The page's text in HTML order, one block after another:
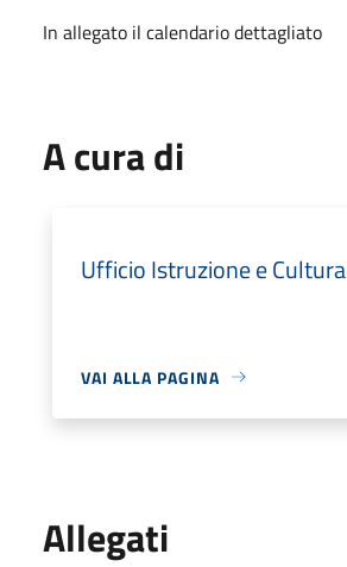
In allegato il calendario dettagliato
A cura di
Ufficio Istruzione e Cultura
VAI ALLA PAGINA
Allegati